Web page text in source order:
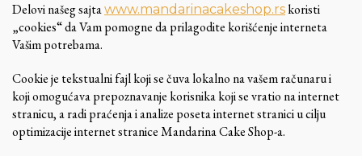
Delovi našeg sajtawww.mandarinacakeshop.rs koristi
„cookies“ da Vam pomogne da prilagodite korišćenje interneta
Vašim potrebama.
Cookie je tekstualni fajl koji se čuva lokalno na vašem računaru i
koji omogućava prepoznavanje korisnika koji se vratio na internet
stranicu, a radi praćenja i analize poseta internet stranici u cilju
optimizacije internet stranice Mandarina Cake Shop-a.